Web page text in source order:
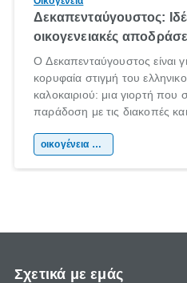
Δεκαπενταύγουστος:
οικογενειακές
Ο Δεκαπενταύγουστος είναι
κορυφαία στιγμή του
καλοκαιριού: μια γιορτή που
παράδοση με τις διακοπές και
χώρας. Είτε πρόκειται για
οικογένεια & παιδί
Σχετικά με εμάς